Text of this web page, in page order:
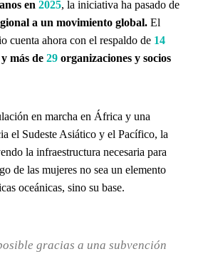
en 2025, la iniciativa ha pasado de
a un movimiento global. El
cuenta ahora con el respaldo de 14
más de 29 organizaciones y socios
en marcha en África y una
el Sudeste Asiático y el Pacífico, la
la infraestructura necesaria para
de las mujeres no sea un elemento
oceánicas, sino su base.
gracias a una subvención